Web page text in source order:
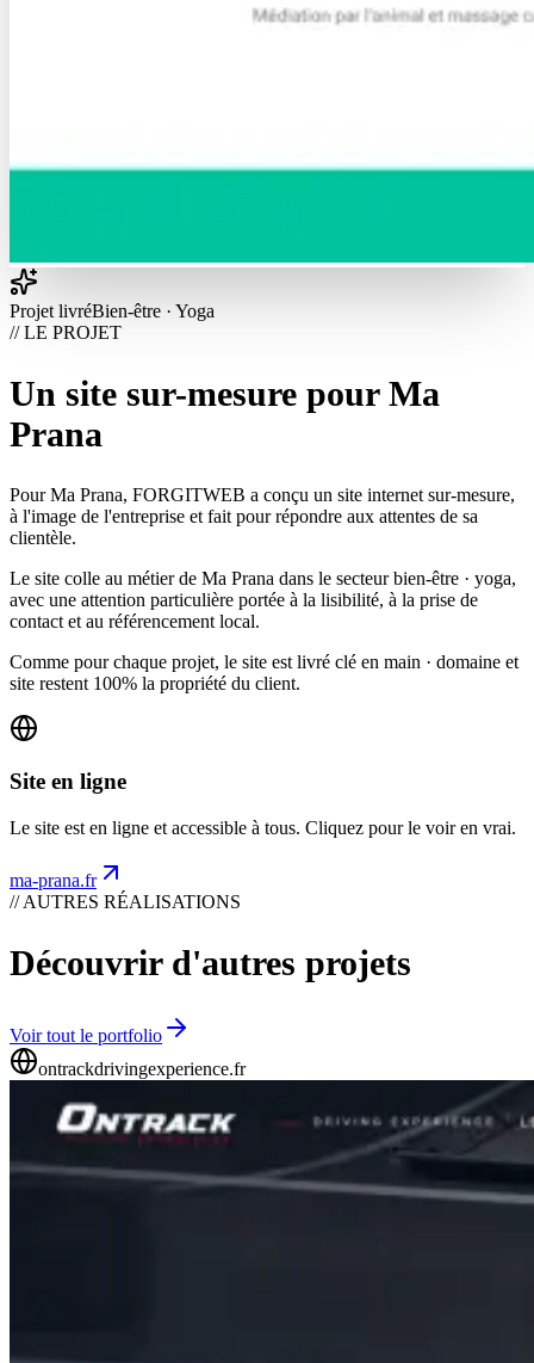
Projet livréBien-être · Yoga
// LE PROJET
Un site sur-mesure pour Ma
Prana
Pour Ma Prana, FORGITWEB a conçu un site internet sur-mesure,
à l'image de l'entreprise et fait pour répondre aux attentes de sa
clientèle.
Le site colle au métier de Ma Prana dans le secteur bien-être · yoga,
avec une attention particulière portée à la lisibilité, à la prise de
contact et au référencement local.
Comme pour chaque projet, le site est livré clé en main · domaine et
site restent 100% la propriété du client.
Site en ligne
Le site est en ligne et accessible à tous. Cliquez pour le voir en vrai.
ma-prana.fr
// AUTRES RÉALISATIONS
Découvrir d'autres projets
Voir tout le portfolio
ontrackdrivingexperience.fr